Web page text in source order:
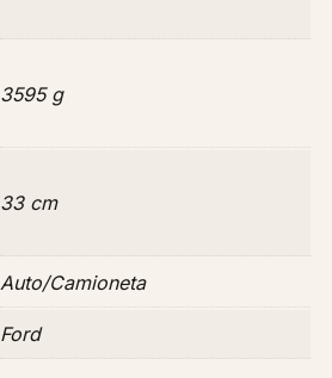
3595 g
33 cm
Auto/Camioneta
Ford